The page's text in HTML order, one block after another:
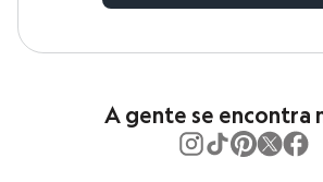
Bolsas e Mochilas
Chapéus e Bonés
A gente se encontra